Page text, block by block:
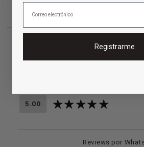
ENVÍOS Y DEVOLUCIONES
5.00
Reviews por
Registrarme